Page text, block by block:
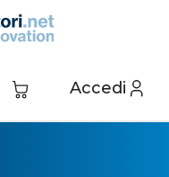
Accedi